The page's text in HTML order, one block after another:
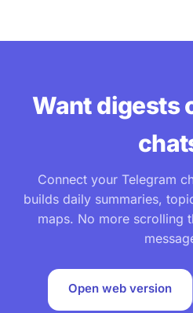
Want digests
Connect your Telegram
builds daily summaries,
maps. No more scrolling
Open web version